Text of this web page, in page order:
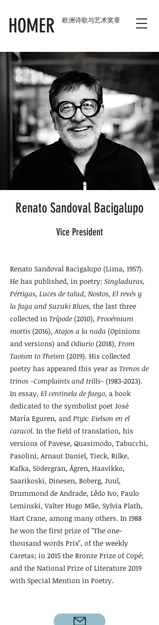
HOMER 欧洲诗歌与艺术奖章
Renato Sandoval Bacigalupo
Vice President
Renato Sandoval Bacigalupo (Lima, 1957).
He has published, in poetry: Singladuras,
Pértigas, Luces de talud, Nostos, El revés y
la fuga and Suzuki Blues, the last three
collected in Trípode (2010), Prooémium
mortis (2016),Atajos a la nada (Opinions
and versions) and Odiario (2018), From
Taoism to Theism (2019). His collected
poetry has appeared this year as Trenos de
trinos -Complaints and trills- (1983-2023).
In essay, El centinela de fuego, a book
dedicated to the symbolist poet José
María Eguren, and Ptyx: Eielson en el
caracol. In the field of translation, his
versions of Pavese, Quasimodo, Tabucchi,
Pasolini, Arnaut Daniel, Tieck, Rilke,
Kafka, Södergran, Ågren, Haavikko,
Saarikoski, Dinesen, Boberg, Juul,
Drummond de Andrade, Lêdo Ivo, Paulo
Leminski, Valter Hugo Mãe, Sylvia Plath,
Hart Crane, among many others. In 1988
he won the first prize of "The one-
thousand words Prix", of the weekly
Caretas; in 2015 the Bronze Prize of Copé;
and the National Prize of Literature 2019
with Special Mention in Poetry.